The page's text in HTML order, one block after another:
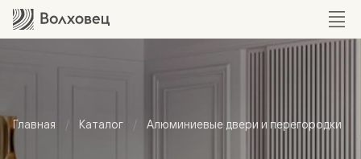
Главная Каталог Алюминиевые двери и перегородки